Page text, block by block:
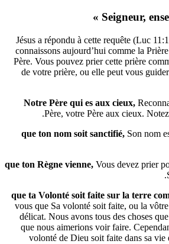
Jésus a répondu à cette
connaissons aujourd’hui
Père. Vous pouvez prier cette
de votre prière, ou elle peut
Notre Père qui es aux
Père, votre Père aux
que ton nom soit sanctifié,
que ton Règne vienne,Vous
que ta Volonté soit faite sur
vous que Sa volonté soit faite,
délicat. Nous avons tous des
que nous aimerions voir
volonté de Dieu soit faite